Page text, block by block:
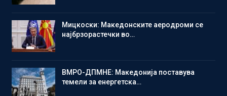
Мицкоски: Македонските аеродроми се
најбрзорастечки во…
ВМРО-ДПМНЕ: Македонија поставува
темели за енергетска…